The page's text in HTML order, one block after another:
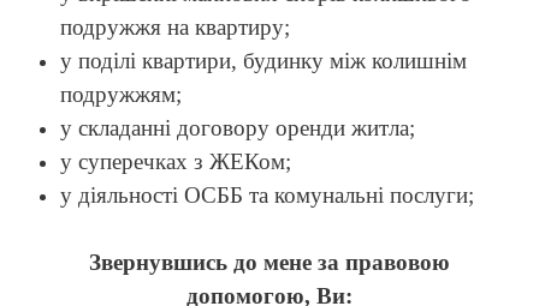
подружжя на квартиру;
у поділі квартири, будинку між колишнім
подружжям;
у складанні договору оренди житла;
у суперечках з ЖЕКом;
у діяльності ОСББ та комунальні послуги;
Звернувшись до мене за правовою
допомогою, Ви: